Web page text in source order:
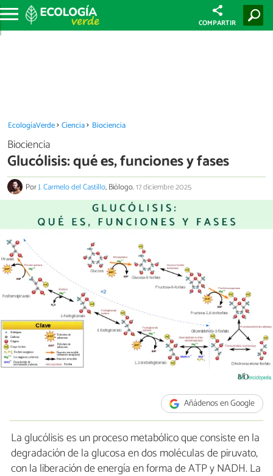
COMPARTIR
EcologíaVerde Ciencia Biociencia
Biociencia
Glucólisis: qué es, funciones y fases
PorJ. Carmelo del Castillo, Biólogo.17 diciembre 2025
Añádenos en Google
La glucólisis es un proceso metabólico que consiste en la
degradación de la glucosa en dos moléculas de piruvato,
con la liberación de energía en forma de ATP y NADH. La